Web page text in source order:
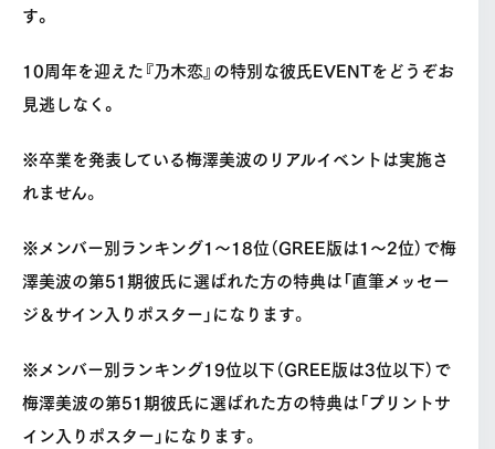
す。
10周年を迎えた『乃木恋』の特別な彼氏EVENTをどうぞお
見逃しなく。
※卒業を発表している梅澤美波のリアルイベントは実施さ
れません。
※メンバー別ランキング1～18位（GREE版は1～2位）で梅
澤美波の第51期彼氏に選ばれた方の特典は「直筆メッセー
ジ＆サイン入りポスター」になります。
※メンバー別ランキング19位以下（GREE版は3位以下）で
梅澤美波の第51期彼氏に選ばれた方の特典は「プリントサ
イン入りポスター」になります。